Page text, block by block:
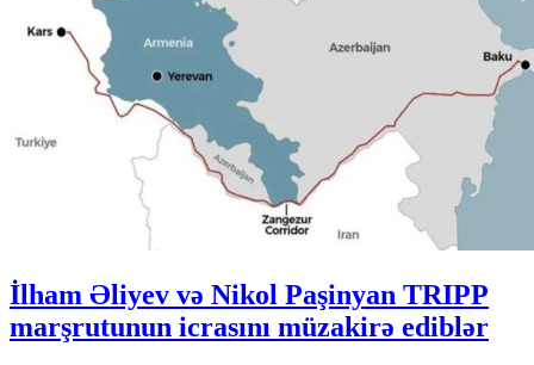
İlham Əliyev və Nikol Paşinyan TRIPP
marşrutunun icrasını müzakirə ediblər